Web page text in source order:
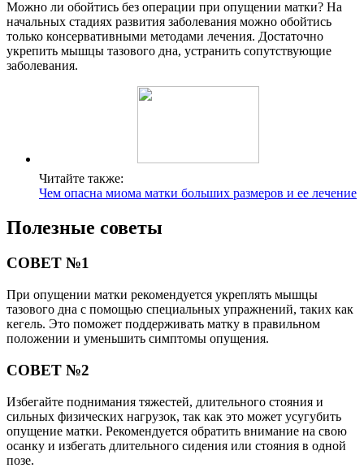
Можно ли обойтись без операции при опущении матки? На
начальных стадиях развития заболевания можно обойтись
только консервативными методами лечения. Достаточно
укрепить мышцы тазового дна, устранить сопутствующие
заболевания.
Читайте также:
Чем опасна миома матки больших размеров и ее лечение
Полезные советы
СОВЕТ №1
При опущении матки рекомендуется укреплять мышцы
тазового дна с помощью специальных упражнений, таких как
кегель. Это поможет поддерживать матку в правильном
положении и уменьшить симптомы опущения.
СОВЕТ №2
Избегайте поднимания тяжестей, длительного стояния и
сильных физических нагрузок, так как это может усугубить
опущение матки. Рекомендуется обратить внимание на свою
осанку и избегать длительного сидения или стояния в одной
позе.